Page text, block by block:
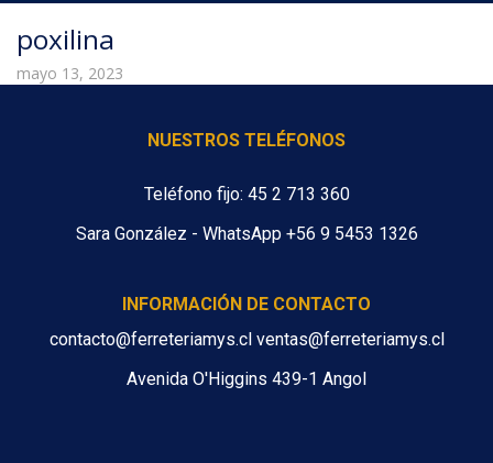
poxilina
mayo 13, 2023
NUESTROS TELÉFONOS
Teléfono fijo: 45 2 713 360
Sara González - WhatsApp +56 9 5453 1326
INFORMACIÓN DE CONTACTO
contacto@ferreteriamys.cl ventas@ferreteriamys.cl
Avenida O'Higgins 439-1 Angol